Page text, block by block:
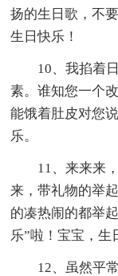
扬的生日歌，不
生日快乐！
10、我掐着
素。谁知您一个
能饿着肚皮对您
乐。
11、来来来
来，带礼物的举
的凑热闹的都举
乐”啦！宝宝，生
12、虽然平